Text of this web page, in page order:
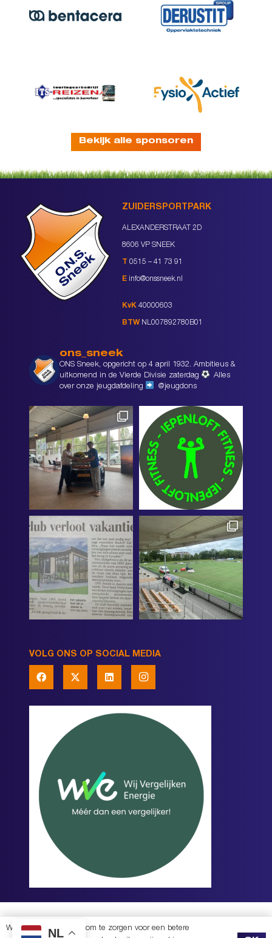
Bekijk alle sponsoren
ZUIDERSPORTPARK
ALEXANDERSTRAAT 2D
8606 VP SNEEK
T 0515 – 41 73 91
E info@onssneek.nl
KvK 40000603
BTW NL007892780B01
ons_sneek
ONS Sneek, opgericht op 4 april 1932. Ambitieus &
uitkomend in de Vierde Divisie zaterdag
Alles
over onze jeugdafdeling
@jeugdons
VOLG ONS OP SOCIAL MEDIA
PRIVACYVERKLARING| REALISATIE EN BOUWMOREKOP COMMUNICATIE
NL
Wij gebruiken cookies om te zorgen voor een betere